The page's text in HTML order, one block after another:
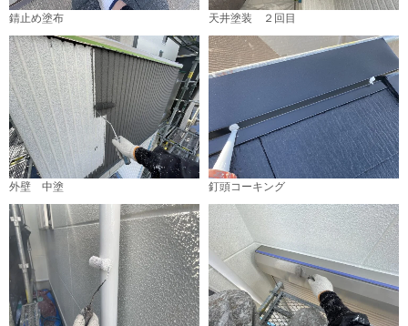
錆止め塗布 天井塗装 ２回目
外壁 中塗 釘頭コーキング